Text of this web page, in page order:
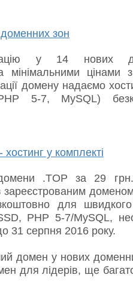
зон
у 14 нових
мінімальними цінами
домену надаємо
5-7, MySQL)
у комплекті
.TOP за 29
зареєстрованим
для
PHP 5-7/MySQL,
31 серпня 2016 року.
домен у нових
для лідерів, ще